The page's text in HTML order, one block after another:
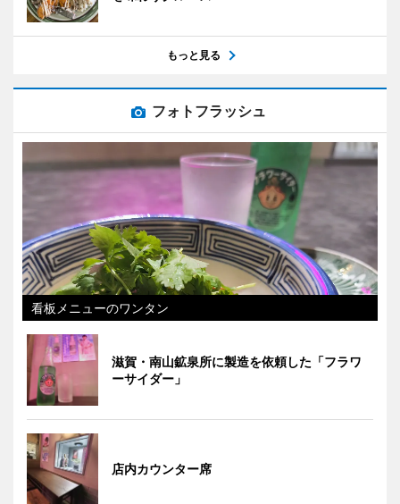
もっと見る
フォトフラッシュ
看板メニューのワンタン
滋賀・南山鉱泉所に製造を依頼した「フラワ
ーサイダー」
店内カウンター席